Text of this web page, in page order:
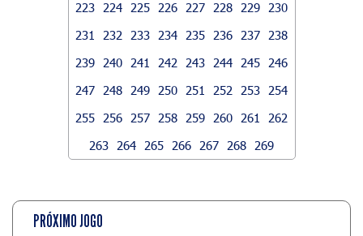
223
224 225 226 227 228 229
230
231
232 233 234 235 236 237
238
239
240 241 242 243 244 245
246
247
248 249 250 251 252 253
254
255
256 257 258 259 260 261
262
263
264 265 266 267 268 269
PRÓXIMO JOGO